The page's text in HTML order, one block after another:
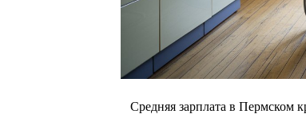
⠀Средняя зарплата в Пермском